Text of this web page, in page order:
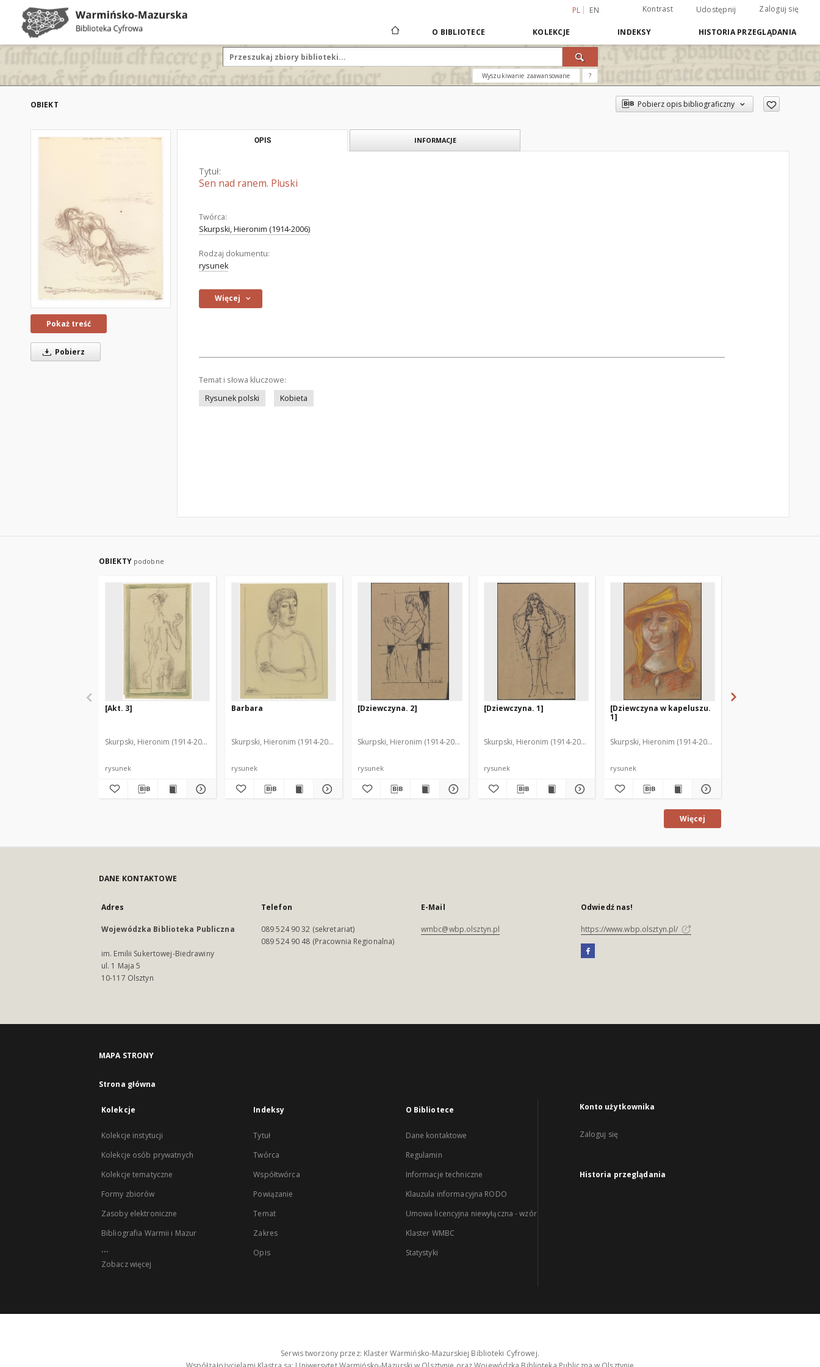
PL EN Kontrast Udostępnij Zaloguj się
O BIBLIOTECE KOLEKCJE INDEKSY HISTORIA PRZEGLĄDANIA
Wyszukiwanie zaawansowane ?
OBIEKT Pobierz opis bibliograficzny
Pokaż treść
Pobierz
OPIS INFORMACJE
Tytuł:
Sen nad ranem. Pluski
Twórca:
Skurpski, Hieronim (1914-2006)
Rodzaj dokumentu:
rysunek
Więcej
Temat i słowa kluczowe:
Rysunek polski
Kobieta
OBIEKTY podobne
[Akt. 3]
Skurpski, Hieronim (1914-2006)
rysunek
Barbara
Skurpski, Hieronim (1914-2006)
rysunek
[Dziewczyna. 2]
Skurpski, Hieronim (1914-2006)
rysunek
[Dziewczyna. 1]
Skurpski, Hieronim (1914-2006)
rysunek
[Dziewczyna w kapeluszu.
1]
Skurpski, Hieronim (1914-2006)
rysunek
Więcej
DANE KONTAKTOWE
Adres
Wojewódzka Biblioteka Publiczna
im. Emilii Sukertowej-Biedrawiny
ul. 1 Maja 5
10-117 Olsztyn
Telefon
089 524 90 32 (sekretariat)
089 524 90 48 (Pracownia Regionalna)
E-Mail
wmbc@wbp.olsztyn.pl
Odwiedź nas!
https://www.wbp.olsztyn.pl/
MAPA STRONY
Strona główna
Kolekcje
Kolekcje instytucji
Kolekcje osób prywatnych
Kolekcje tematyczne
Formy zbiorów
Zasoby elektroniczne
Bibliografia Warmii i Mazur
...
Zobacz więcej
Indeksy
Tytuł
Twórca
Współtwórca
Powiązanie
Temat
Zakres
Opis
O Bibliotece
Dane kontaktowe
Regulamin
Informacje techniczne
Klauzula informacyjna RODO
Umowa licencyjna niewyłączna - wzór
Klaster WMBC
Statystyki
Konto użytkownika
Zaloguj się
Historia przeglądania
Serwis tworzony przez: Klaster Warmińsko-Mazurskiej Biblioteki Cyfrowej.